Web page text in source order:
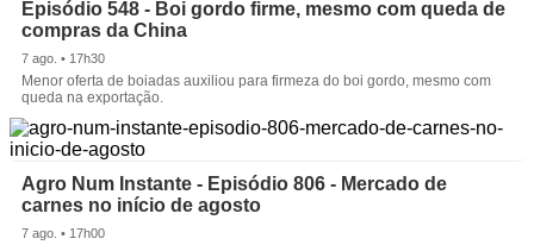
Episódio 548 - Boi gordo firme, mesmo com queda de
compras da China
7 ago. • 17h30
Menor oferta de boiadas auxiliou para firmeza do boi gordo, mesmo com
queda na exportação.
Agro Num Instante - Episódio 806 - Mercado de
carnes no início de agosto
7 ago. • 17h00